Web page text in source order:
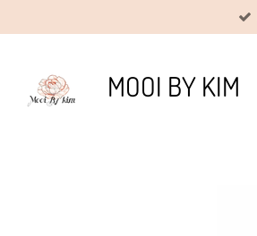
direct
hoofdinhoud
MOOI BY KIM